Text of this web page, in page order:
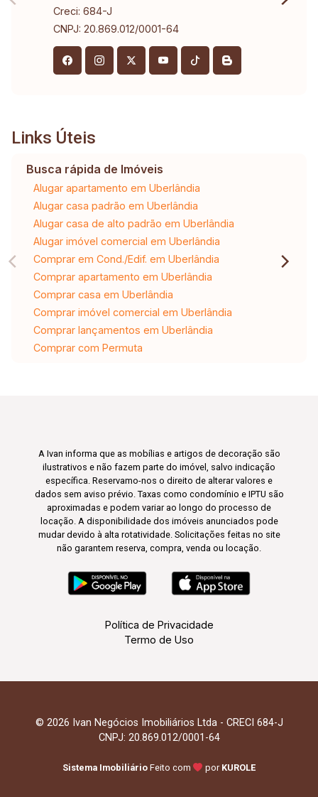
Creci: 684-J
CNPJ: 20.869.012/0001-64
Links Úteis
Busca rápida de Imóveis
Alugar apartamento em Uberlândia
Alugar casa padrão em Uberlândia
Alugar casa de alto padrão em Uberlândia
Alugar imóvel comercial em Uberlândia
Comprar em Cond./Edif. em Uberlândia
Comprar apartamento em Uberlândia
Comprar casa em Uberlândia
Comprar imóvel comercial em Uberlândia
Comprar lançamentos em Uberlândia
Comprar com Permuta
A Ivan informa que as mobílias e artigos de decoração são
ilustrativos e não fazem parte do imóvel, salvo indicação
específica. Reservamo-nos o direito de alterar valores e
dados sem aviso prévio. Taxas como condomínio e IPTU são
aproximadas e podem variar ao longo do processo de
locação. A disponibilidade dos imóveis anunciados pode
mudar devido à alta rotatividade. Solicitações feitas no site
não garantem reserva, compra, venda ou locação.
Política de Privacidade
Termo de Uso
© 2026 Ivan Negócios Imobiliários Ltda - CRECI 684-J
CNPJ: 20.869.012/0001-64
Sistema Imobiliário Feito com por KUROLE